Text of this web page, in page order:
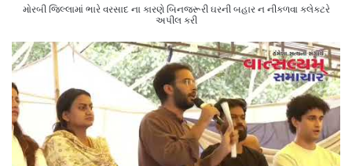
મોરબી જિલ્લામાં ભારે વરસાદ ના કારણે બિનજરૂરી ઘરની બહાર ન નીકળવા કલેક્ટરે
અપીલ કરી